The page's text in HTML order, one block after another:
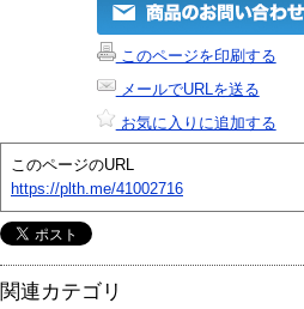
このページを印刷する
メールでURLを送る
お気に入りに追加する
このページのURL
https://plth.me/41002716
関連カテゴリ